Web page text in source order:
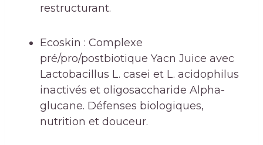
restructurant.
Ecoskin : Complexe
pré/pro/postbiotique Yacn Juice avec
Lactobacillus L. casei et L. acidophilus
inactivés et oligosaccharide Alpha-
glucane. Défenses biologiques,
nutrition et douceur.